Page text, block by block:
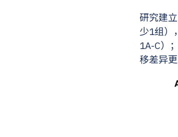
研究建
少1组）
1A-C）
移差异